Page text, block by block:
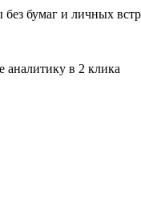
бумаг и личных
аналитику в 2 клика